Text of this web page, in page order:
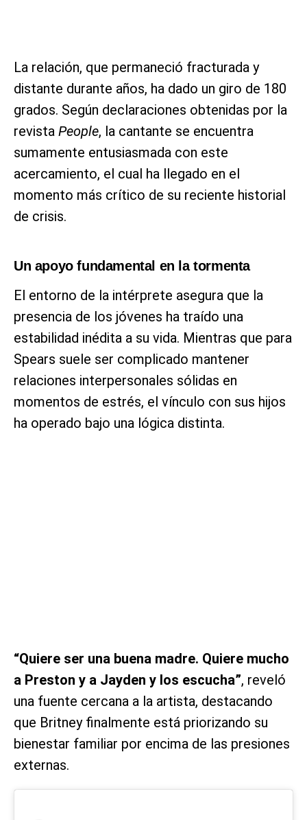
La relación, que permaneció fracturada y
distante durante años, ha dado un giro de 180
grados. Según declaraciones obtenidas por la
revista People, la cantante se encuentra
sumamente entusiasmada con este
acercamiento, el cual ha llegado en el
momento más crítico de su reciente historial
de crisis.
Un apoyo fundamental en la tormenta
El entorno de la intérprete asegura que la
presencia de los jóvenes ha traído una
estabilidad inédita a su vida. Mientras que para
Spears suele ser complicado mantener
relaciones interpersonales sólidas en
momentos de estrés, el vínculo con sus hijos
ha operado bajo una lógica distinta.
“Quiere ser una buena madre. Quiere mucho
a Preston y a Jayden y los escucha”, reveló
una fuente cercana a la artista, destacando
que Britney finalmente está priorizando su
bienestar familiar por encima de las presiones
externas.